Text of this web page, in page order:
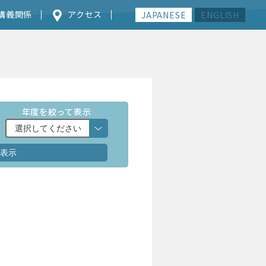
義関係 アクセス JAPANESE ENGLISH
年度を絞って表示